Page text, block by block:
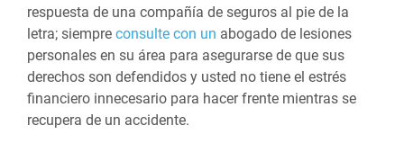
respuesta de una compañía de seguros al pie de la
letra; siempre consulte con un abogado de lesiones
personales en su área para asegurarse de que sus
derechos son defendidos y usted no tiene el estrés
financiero innecesario para hacer frente mientras se
recupera de un accidente.